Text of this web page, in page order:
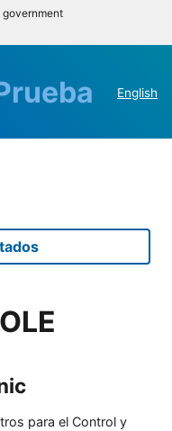
English
para el Control y